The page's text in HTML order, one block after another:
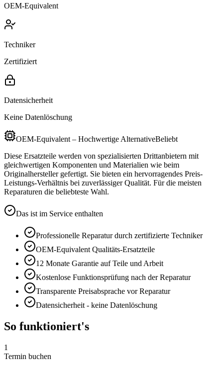
OEM-Equivalent
Techniker
Zertifiziert
Datensicherheit
Keine Datenlöschung
OEM-Equivalent – Hochwertige AlternativeBeliebt
Diese Ersatzteile werden von spezialisierten Drittanbietern mit
gleichwertigen Komponenten und Materialien wie beim
Originalhersteller gefertigt. Sie bieten ein hervorragendes Preis-
Leistungs-Verhältnis bei zuverlässiger Qualität. Für die meisten
Reparaturen die beliebteste Wahl.
Das ist im Service enthalten
Professionelle Reparatur durch zertifizierte Techniker
OEM-Equivalent Qualitäts-Ersatzteile
12 Monate Garantie auf Teile und Arbeit
Kostenlose Funktionsprüfung nach der Reparatur
Transparente Preisabsprache vor Reparatur
Datensicherheit - keine Datenlöschung
So funktioniert's
1
Termin buchen